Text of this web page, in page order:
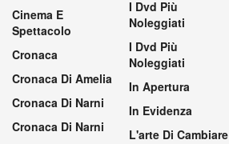
Cinema E
Spettacolo
Cronaca
Cronaca Di Amelia
Cronaca Di Narni
Cronaca Di Narni
I Dvd Più
Noleggiati
I Dvd Più
Noleggiati
In Apertura
In Evidenza
L'arte Di Cambiare